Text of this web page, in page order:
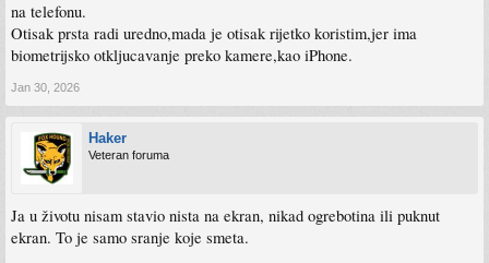
na telefonu.
Otisak prsta radi uredno,mada je otisak rijetko koristim,jer ima
biometrijsko otkljucavanje preko kamere,kao iPhone.
Jan 30, 2026
Haker
Veteran foruma
Ja u životu nisam stavio nista na ekran, nikad ogrebotina ili puknut
ekran. To je samo sranje koje smeta.